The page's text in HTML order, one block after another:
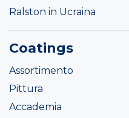
Ralston in Ucraina
Coatings
Assortimento
Pittura
Accademia